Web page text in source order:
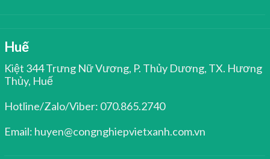
Huế
Kiệt 344 Trưng Nữ Vương, P. Thủy Dương, TX. Hương
Thủy, Huế
Hotline/Zalo/Viber: 070.865.2740
Email: huyen@congnghiepvietxanh.com.vn